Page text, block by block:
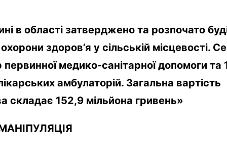
в області затверджено та розпочато
охорони здоров’я у сільській місцевості.
медико-санітарної допомоги та
амбулаторій. Загальна вартість
складає 152,9 мільйона гривень»